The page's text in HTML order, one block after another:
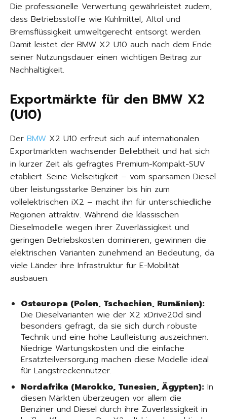
Die professionelle Verwertung gewährleistet zudem,
dass Betriebsstoffe wie Kühlmittel, Altöl und
Bremsflüssigkeit umweltgerecht entsorgt werden.
Damit leistet der BMW X2 U10 auch nach dem Ende
seiner Nutzungsdauer einen wichtigen Beitrag zur
Nachhaltigkeit.
Exportmärkte für den BMW X2
(U10)
Der BMW X2 U10 erfreut sich auf internationalen
Exportmärkten wachsender Beliebtheit und hat sich
in kurzer Zeit als gefragtes Premium-Kompakt-SUV
etabliert. Seine Vielseitigkeit – vom sparsamen Diesel
über leistungsstarke Benziner bis hin zum
vollelektrischen iX2 – macht ihn für unterschiedliche
Regionen attraktiv. Während die klassischen
Dieselmodelle wegen ihrer Zuverlässigkeit und
geringen Betriebskosten dominieren, gewinnen die
elektrischen Varianten zunehmend an Bedeutung, da
viele Länder ihre Infrastruktur für E-Mobilität
ausbauen.
Osteuropa (Polen, Tschechien, Rumänien):
Die Dieselvarianten wie der X2 xDrive20d sind
besonders gefragt, da sie sich durch robuste
Technik und eine hohe Laufleistung auszeichnen.
Niedrige Wartungskosten und die einfache
Ersatzteilversorgung machen diese Modelle ideal
für Langstreckennutzer.
Nordafrika (Marokko, Tunesien, Ägypten): In
diesen Märkten überzeugen vor allem die
Benziner und Diesel durch ihre Zuverlässigkeit in